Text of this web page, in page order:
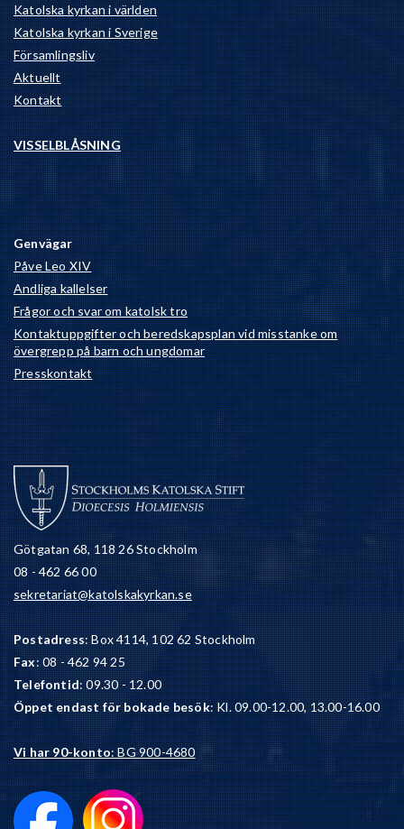
Katolska kyrkan i världen
Katolska kyrkan i Sverige
Församlingsliv
Aktuellt
Kontakt
VISSELBLÅSNING
Genvägar
Påve Leo XIV
Andliga kallelser
Frågor och svar om katolsk tro
Kontaktuppgifter och beredskapsplan vid misstanke om
övergrepp på barn och ungdomar
Presskontakt
Götgatan 68, 118 26 Stockholm
08 - 462 66 00
sekretariat@katolskakyrkan.se
Postadress: Box 4114, 102 62 Stockholm
Fax: 08 - 462 94 25
Telefontid: 09.30 - 12.00
Öppet endast för bokade besök: Kl. 09.00-12.00, 13.00-16.00
Vi har 90-konto: BG 900-4680